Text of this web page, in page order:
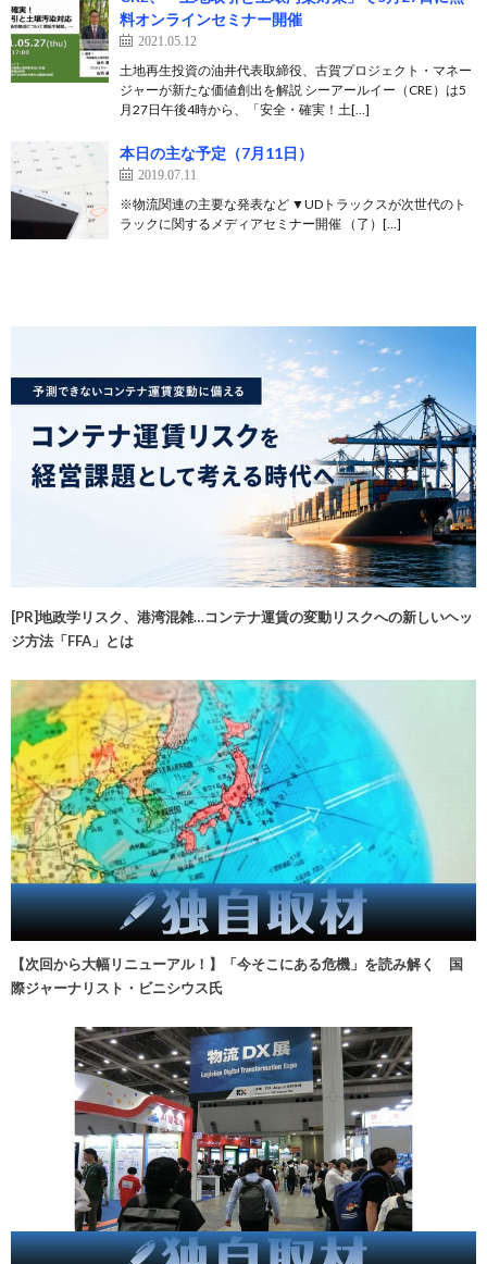
料オンラインセミナー開催
2021.05.12
土地再生投資の油井代表取締役、古賀プロジェクト・マネー
ジャーが新たな価値創出を解説 シーアールイー（CRE）は5
月27日午後4時から、「安全・確実！土[…]
本日の主な予定（7月11日）
2019.07.11
※物流関連の主要な発表など ▼UDトラックスが次世代のト
ラックに関するメディアセミナー開催 （了）[…]
[PR]地政学リスク、港湾混雑…コンテナ運賃の変動リスクへの新しいヘッ
ジ方法「FFA」とは
【次回から大幅リニューアル！】「今そこにある危機」を読み解く 国
際ジャーナリスト・ビニシウス氏